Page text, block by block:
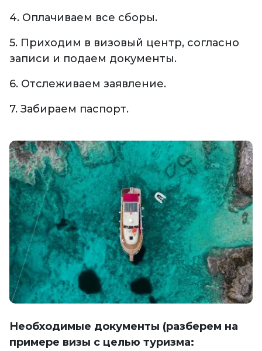
4. Оплачиваем все сборы.
5. Приходим в визовый центр, согласно
записи и подаем документы.
6. Отслеживаем заявление.
7. Забираем паспорт.
Необходимые документы (разберем на
примере визы с целью туризма: